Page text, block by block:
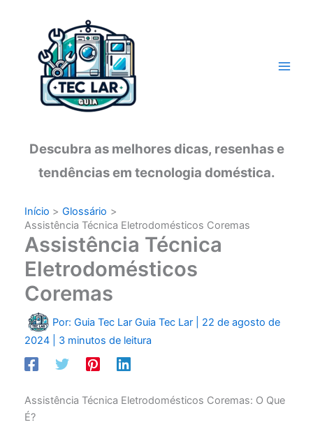
conteúdo
Descubra as melhores dicas, resenhas e
tendências em tecnologia doméstica.
Início
Glossário
Assistência Técnica Eletrodomésticos Coremas
Assistência Técnica
Eletrodomésticos
Coremas
Por: Guia Tec Lar Guia Tec Lar
22 de agosto de
2024
3 minutos de leitura
Assistência Técnica Eletrodomésticos Coremas: O Que
É?